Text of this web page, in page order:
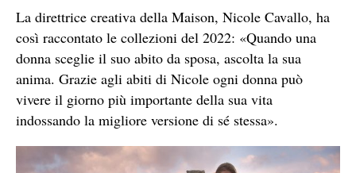
La direttrice creativa della Maison, Nicole Cavallo, ha
così raccontato le collezioni del 2022: «Quando una
donna sceglie il suo abito da sposa, ascolta la sua
anima. Grazie agli abiti di Nicole ogni donna può
vivere il giorno più importante della sua vita
indossando la migliore versione di sé stessa».